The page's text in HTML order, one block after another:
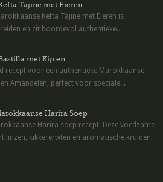
Tajine met Eieren
Kefta Tajine met Eieren is
en zit boordevol authentieke...
met Kip en...
recept voor een authentieke Marokkaanse
Amandelen, perfect voor speciale...
Harira Soep
Harira soep recept. Deze voedzame
linzen, kikkererwten en aromatische kruiden.